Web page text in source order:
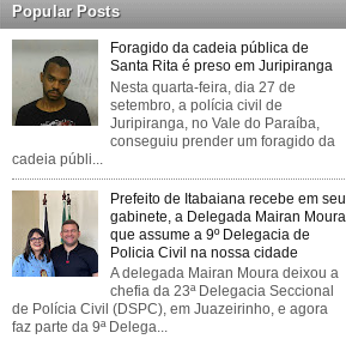
Popular Posts
Foragido da cadeia pública de
Santa Rita é preso em Juripiranga
Nesta quarta-feira, dia 27 de
setembro, a polícia civil de
Juripiranga, no Vale do Paraíba,
conseguiu prender um foragido da
cadeia públi...
Prefeito de Itabaiana recebe em seu
gabinete, a Delegada Mairan Moura
que assume a 9º Delegacia de
Policia Civil na nossa cidade
A delegada Mairan Moura deixou a
chefia da 23ª Delegacia Seccional
de Polícia Civil (DSPC), em Juazeirinho, e agora
faz parte da 9ª Delega...